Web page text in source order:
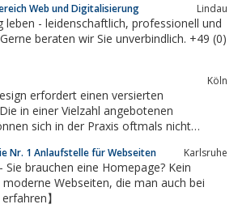
Web und Digitalisierung Lindau
professionell und
beraten wir Sie unverbindlich. +49 (0)
Köln
erfordert einen versierten
in einer Vielzahl angebotenen
sich in der Praxis oftmals nicht
bieten Ihnen ein alle Bereiche
Angebot. Auf...
Nr. 1 Anlaufstelle für Webseiten Karlsruhe
Sie brauchen eine Homepage? Kein
】